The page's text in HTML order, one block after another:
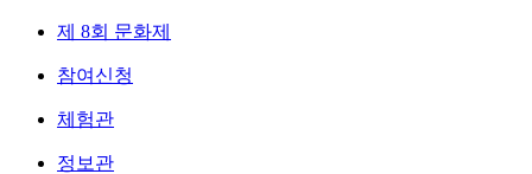
제 8회 문화제
참여신청
체험관
정보관